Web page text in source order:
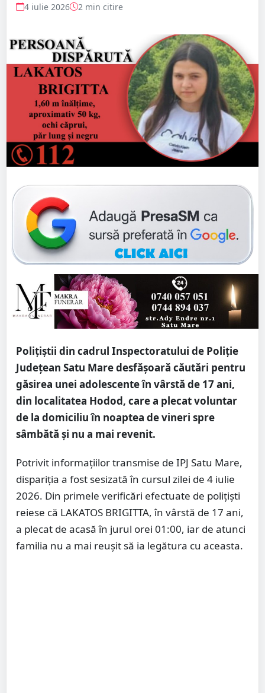
4 iulie 2026 2 min citire
Polițiștii din cadrul Inspectoratului de Poliție
Județean Satu Mare desfășoară căutări pentru
găsirea unei adolescente în vârstă de 17 ani,
din localitatea Hodod, care a plecat voluntar
de la domiciliu în noaptea de vineri spre
sâmbătă și nu a mai revenit.
Potrivit informațiilor transmise de IPJ Satu Mare,
dispariția a fost sesizată în cursul zilei de 4 iulie
2026. Din primele verificări efectuate de polițiști
reiese că LAKATOS BRIGITTA, în vârstă de 17 ani,
a plecat de acasă în jurul orei 01:00, iar de atunci
familia nu a mai reușit să ia legătura cu aceasta.